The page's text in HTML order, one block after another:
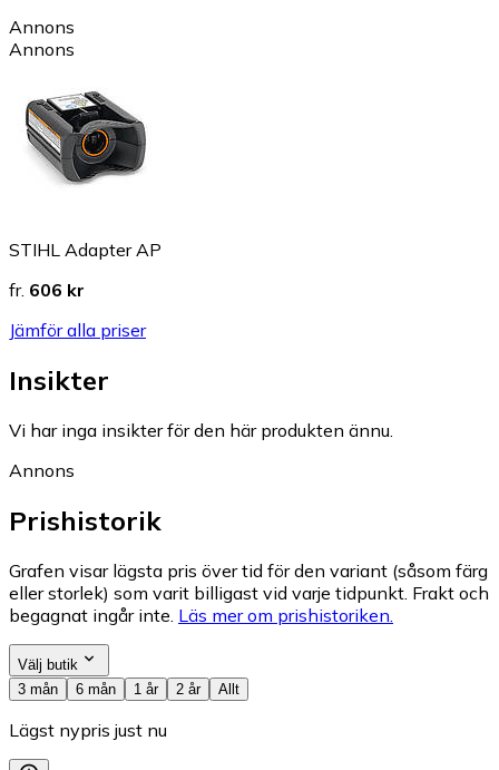
Annons
Annons
STIHL Adapter AP
fr. 606 kr
Jämför alla priser
Insikter
Vi har inga insikter för den här produkten ännu.
Annons
Prishistorik
Grafen visar lägsta pris över tid för den variant (såsom färg
eller storlek) som varit billigast vid varje tidpunkt. Frakt och
begagnat ingår inte. Läs mer om prishistoriken.
Välj butik
3 mån
6 mån 1 år 2 år Allt
Lägst nypris just nu